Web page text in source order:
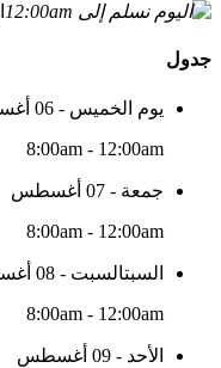
جدول
يوم الخميس - 06 أغسطس
8:00am - 12:00am
جمعة - 07 أغسطس
8:00am - 12:00am
السبتالسبت - 08 أغسطس
8:00am - 12:00am
الأحد - 09 أغسطس